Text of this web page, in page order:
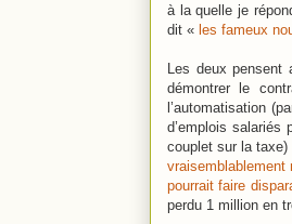
à la quelle je
dit « les fameux
Les deux pensent
démontrer le
l’automatisation
d’emplois salariés
couplet sur la
vraisemblablement
pourrait faire
perdu 1 million en